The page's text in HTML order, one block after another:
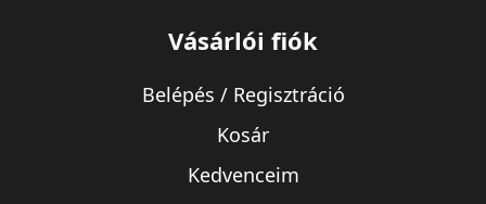
Vásárlói fiók
Belépés / Regisztráció
Kosár
Kedvenceim